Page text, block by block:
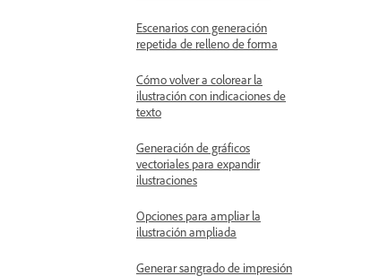
Escenarios con generación
repetida de relleno de forma
Cómo volver a colorear la
ilustración con indicaciones de
texto
Generación de gráficos
vectoriales para expandir
ilustraciones
Opciones para ampliar la
ilustración ampliada
Generar sangrado de impresión